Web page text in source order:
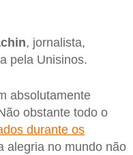
, jornalista,
pela Unisinos.
absolutamente
obstante todo o
durante os
alegria no mundo não